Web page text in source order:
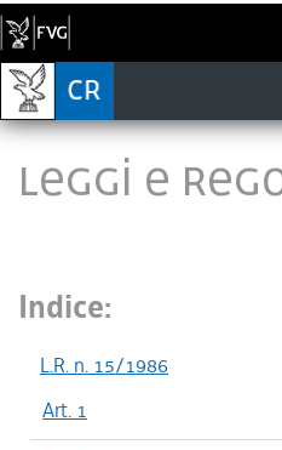
LEGGI E
Indice:
L.R. n. 15/1986
Art. 1